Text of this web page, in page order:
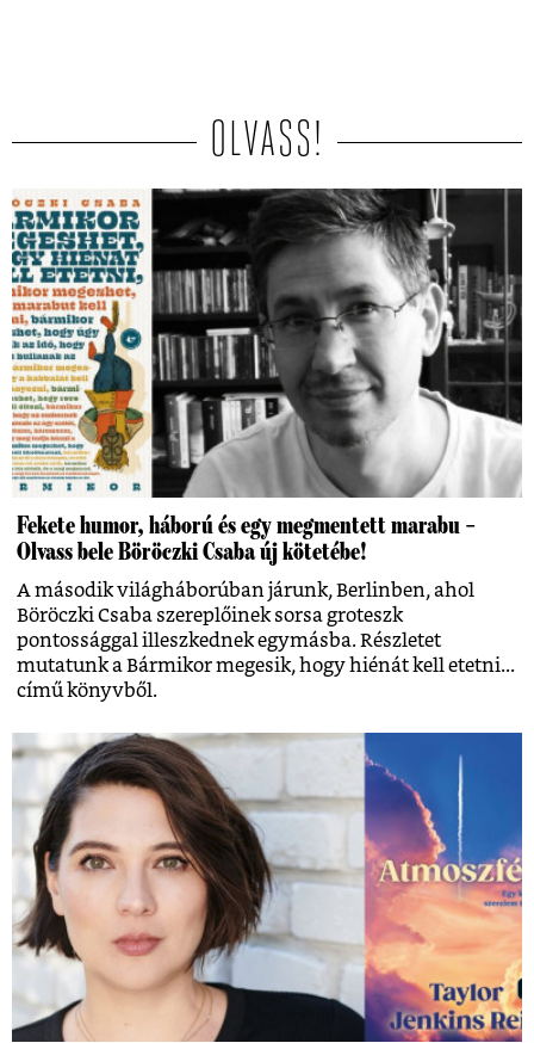
OLVASS!
Fekete humor, háború és egy megmentett marabu –
Olvass bele Böröczki Csaba új kötetébe!
A második világháborúban járunk, Berlinben, ahol
Böröczki Csaba szereplőinek sorsa groteszk
pontossággal illeszkednek egymásba. Részletet
mutatunk a Bármikor megesik, hogy hiénát kell etetni...
című könyvből.